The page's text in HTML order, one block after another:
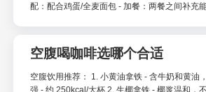
配：配合鸡蛋/全麦面包 - 加餐：两餐之间补充
空腹喝咖啡选哪个合适
空腹饮用推荐： 1. 小黄油拿铁 - 含牛奶和黄油
强 - 约 250kcal/大杯 2. 生椰拿铁 - 椰浆温和，